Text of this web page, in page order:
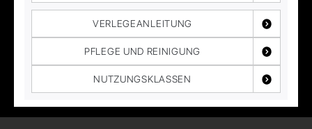
VERLEGEANLEITUNG
PFLEGE UND REINIGUNG
NUTZUNGSKLASSEN